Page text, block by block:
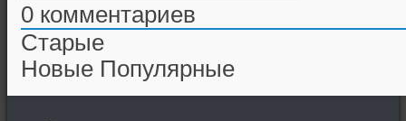
0 комментариев
Старые
Новые Популярные